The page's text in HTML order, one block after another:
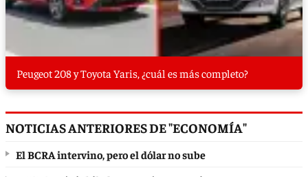
Peugeot 208 y Toyota Yaris, ¿cuál es más completo?
NOTICIAS ANTERIORES DE "ECONOMÍA"
El BCRA intervino, pero el dólar no sube